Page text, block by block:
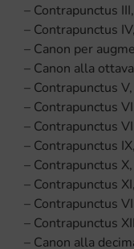
– Contrapunctus
– Contrapunctus
– Canon per
– Canon alla ottava
– Contrapunctus
– Contrapunctus
– Contrapunctus
– Contrapunctus
– Contrapunctus
– Contrapunctus
– Contrapunctus
– Contrapunctus
– Canon alla